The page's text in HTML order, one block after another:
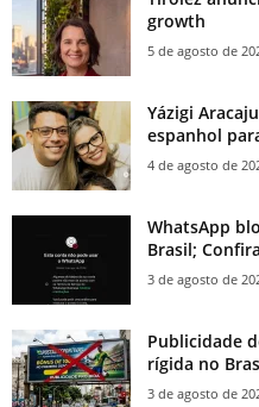
growth
5 de agosto de
Yázigi
espanhol
4 de agosto de
WhatsApp
Brasil;
3 de agosto de
Publicidade
rígida no
3 de agosto de